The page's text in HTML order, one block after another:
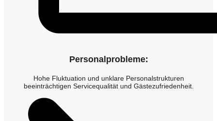
Personalprobleme:
Hohe Fluktuation und unklare Personalstrukturen
beeinträchtigen Servicequalität und Gästezufriedenheit.